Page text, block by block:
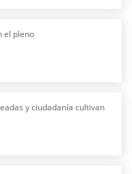
el pleno
y ciudadanía cultivan